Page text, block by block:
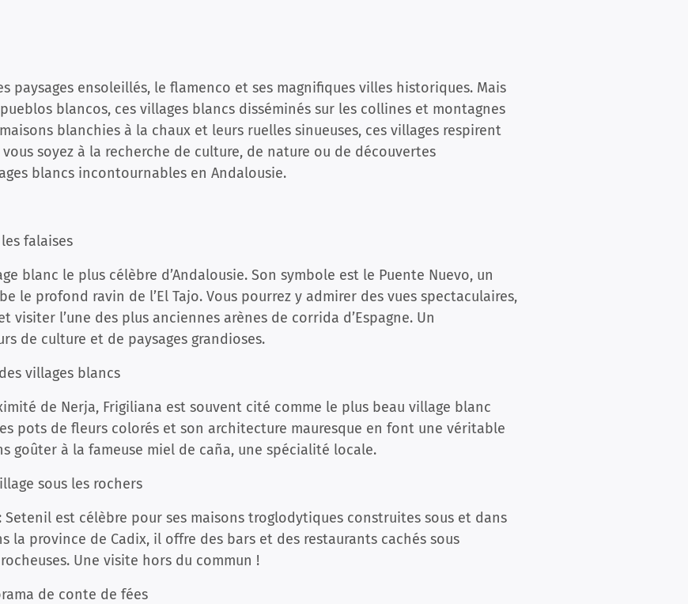
paysages ensoleillés, le flamenco et ses magnifiques villes historiques. Mais
blancos, ces villages blancs disséminés sur les collines et montagnes
blanchies à la chaux et leurs ruelles sinueuses, ces villages respirent
soyez à la recherche de culture, de nature ou de découvertes
blancs incontournables en Andalousie.
falaises
blanc le plus célèbre d’Andalousie. Son symbole est le Puente Nuevo, un
le profond ravin de l’El Tajo. Vous pourrez y admirer des vues spectaculaires,
visiter l’une des plus anciennes arènes de corrida d’Espagne. Un
de culture et de paysages grandioses.
villages blancs
de Nerja, Frigiliana est souvent cité comme le plus beau village blanc
pots de fleurs colorés et son architecture mauresque en font une véritable
goûter à la fameuse miel de caña, une spécialité locale.
sous les rochers
Setenil est célèbre pour ses maisons troglodytiques construites sous et dans
la province de Cadix, il offre des bars et des restaurants cachés sous
Une visite hors du commun !
de conte de fées